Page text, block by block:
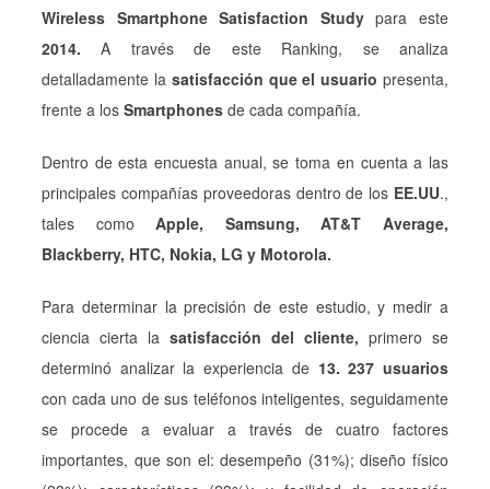
Wireless Smartphone Satisfaction Studypara este
2014. A través de este Ranking, se analiza
detalladamente lasatisfacción que el usuario presenta,
frente a los Smartphones de cada compañía.
Dentro de esta encuesta anual, se toma en cuenta a las
principales compañías proveedoras dentro de los EE.UU.,
tales comoApple, Samsung, AT&T Average,
Blackberry, HTC, Nokia, LG y Motorola.
Para determinar la precisión de este estudio, y medir a
ciencia cierta la satisfacción del cliente, primero se
determinó analizar la experiencia de 13. 237 usuarios
con cada uno de sus teléfonos inteligentes, seguidamente
se procede a evaluar a través de cuatro factores
importantes, que son el: desempeño (31%); diseño físico